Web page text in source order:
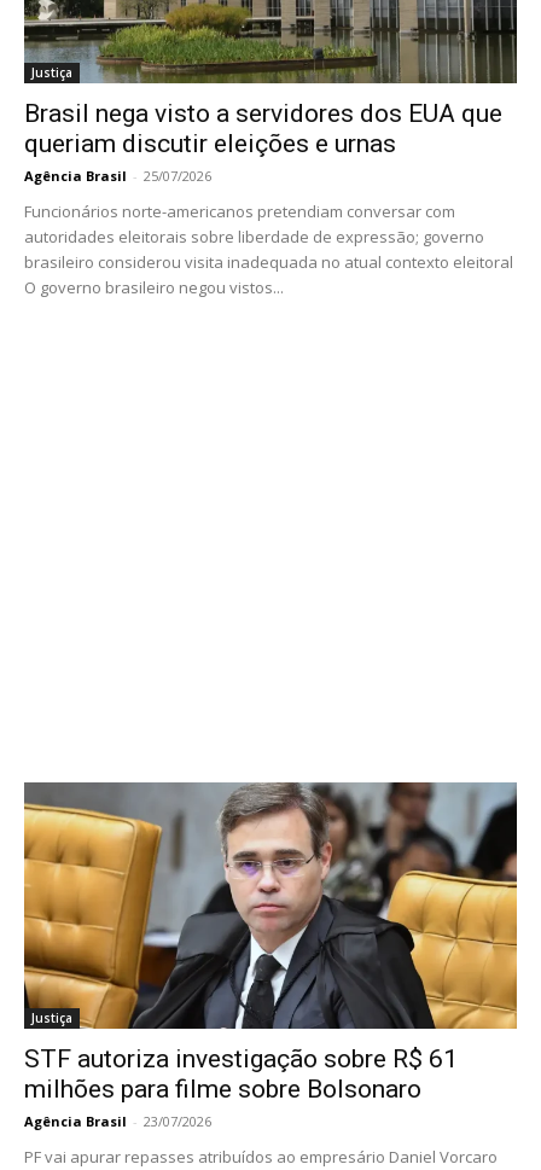
Justiça
Brasil nega visto a servidores dos EUA que
queriam discutir eleições e urnas
Agência Brasil - 25/07/2026
Funcionários norte-americanos pretendiam conversar com
autoridades eleitorais sobre liberdade de expressão; governo
brasileiro considerou visita inadequada no atual contexto eleitoral
O governo brasileiro negou vistos...
Justiça
STF autoriza investigação sobre R$ 61
milhões para filme sobre Bolsonaro
Agência Brasil - 23/07/2026
PF vai apurar repasses atribuídos ao empresário Daniel Vorcaro